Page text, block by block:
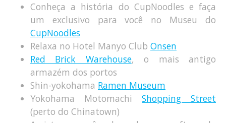
Conheça a história do CupNoodles e faça
um exclusivo para você no Museu do
CupNoodles
Relaxa no Hotel Manyo Club Onsen
Red Brick Warehouse, o mais antigo
armazém dos portos
Shin-yokohama Ramen Museum
Yokohama Motomachi Shopping Street
(perto do Chinatown)